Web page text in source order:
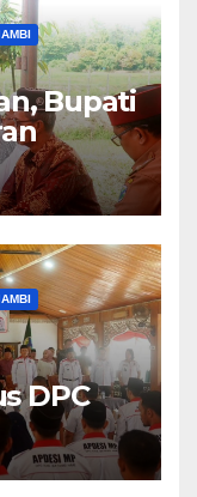
Bupati
DPC